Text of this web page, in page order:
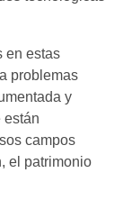
en estas
problemas
y
están
campos
el patrimonio